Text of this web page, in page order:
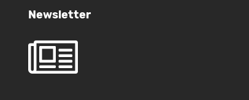
Newsletter